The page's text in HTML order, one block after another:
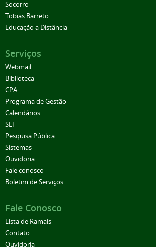
Socorro
Tobias Barreto
Educação a Distância
Serviços
Webmail
Biblioteca
CPA
Programa de Gestão
Calendários
SEI
Pesquisa Pública
Sistemas
Ouvidoria
Fale conosco
Boletim de Serviços
Fale Conosco
Lista de Ramais
Contato
Ouvidoria